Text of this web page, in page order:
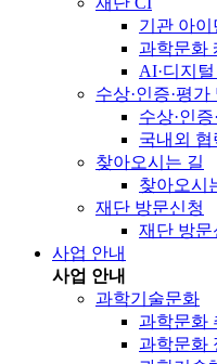
기관 아이
과학문화
AI·디지
수상·인증·평
수상·인증
국내외
찾아오시는 길
찾아오시
재단 방문신청
재단 방문
사업 안내
사업 안내
과학기술문화
과학문화
과학문화